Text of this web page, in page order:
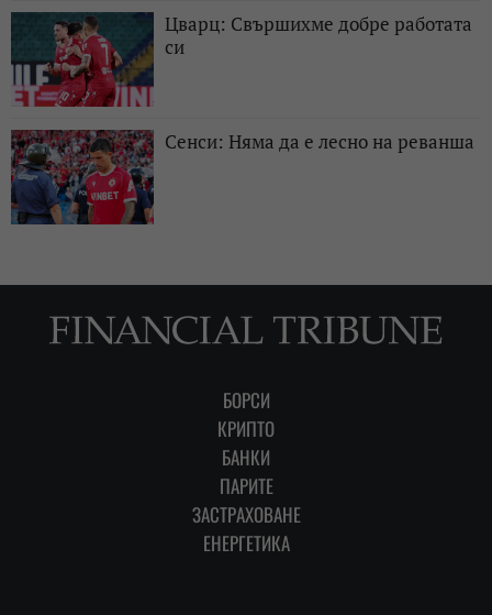
Цварц: Свършихме добре работата
си
Сенси: Няма да е лесно на реванша
БОРСИ
КРИПТО
БАНКИ
ПАРИТЕ
ЗАСТРАХОВАНЕ
ЕНЕРГЕТИКА